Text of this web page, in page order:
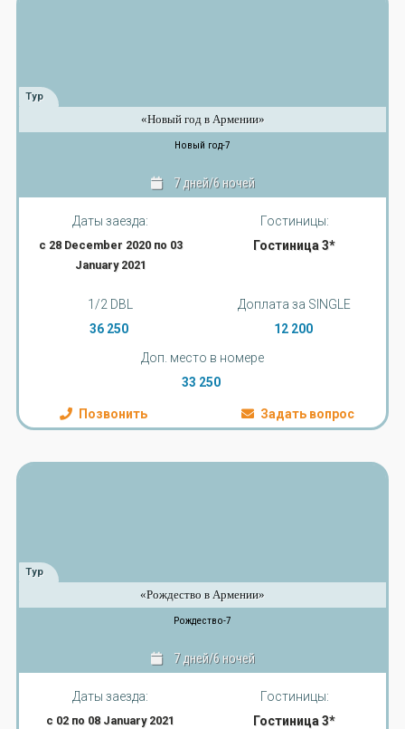
Тур
«Новый год в Армении»
Новый год-7
7 дней/6 ночей
Даты заезда:
с 28 December 2020 по 03
January 2021
Гостиницы:
Гостиница 3*
1/2 DBL
36 250
Доплата за SINGLE
12 200
Доп. место в номере
33 250
Позвонить Задать вопрос
Тур
«Рождество в Армении»
Рождество-7
7 дней/6 ночей
Даты заезда:
с 02 по 08 January 2021
Гостиницы:
Гостиница 3*